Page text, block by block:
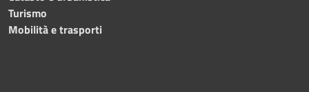
Turismo
Mobilità e trasporti